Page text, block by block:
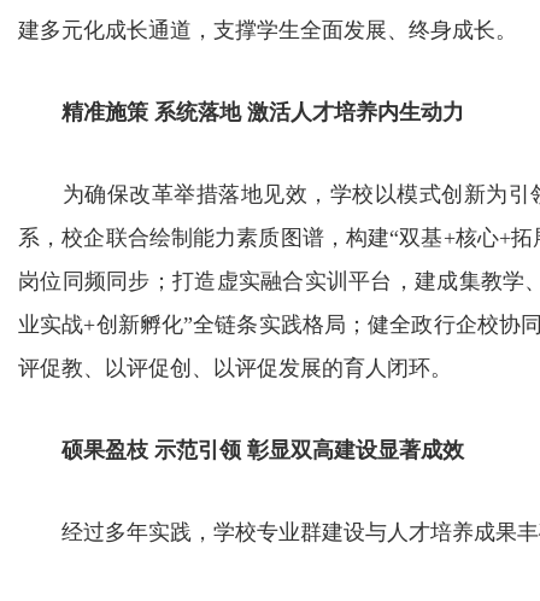
建多元化成长通道，支撑学生全面发展、终身成长。
精准施策 系统落地 激活人才培养内生动力
为确保改革举措落地见效，学校以模式创新为引
系，校企联合绘制能力素质图谱，构建“双基+核心+
岗位同频同步；打造虚实融合实训平台，建成集教
业实战+创新孵化”全链条实践格局；健全政行企校协
评促教、以评促创、以评促发展的育人闭环。
硕果盈枝 示范引领 彰显双高建设显著成效
经过多年实践，学校专业群建设与人才培养成果丰